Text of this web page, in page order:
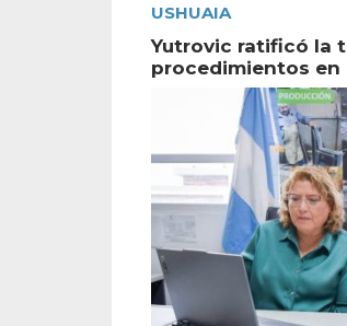
USHUAIA
Yutrovic ratificó la
procedimientos en